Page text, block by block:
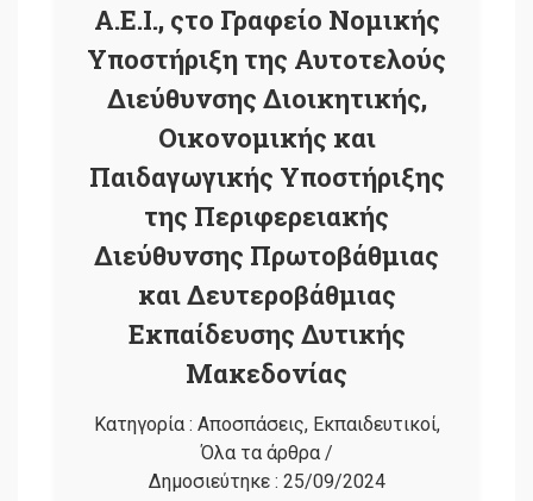
Α.Ε.Ι., ςτο Γραφείο Νομικής
Υποστήριξη της Αυτοτελούς
Διεύθυνσης Διοικητικής,
Οικονομικής και
Παιδαγωγικής Υποστήριξης
της Περιφερειακής
Διεύθυνσης Πρωτοβάθμιας
και Δευτεροβάθμιας
Εκπαίδευσης Δυτικής
Μακεδονίας
Κατηγορία : Αποσπάσεις, Εκπαιδευτικοί,
Όλα τα άρθρα/
Δημοσιεύτηκε : 25/09/2024